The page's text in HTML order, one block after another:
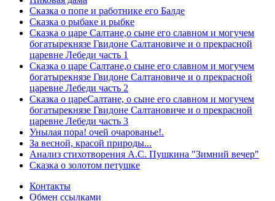
Сказка о попе и работнике его Балде
Сказка о рыбаке и рыбке
Сказка о царе Салтане,о сыне его славном и могучем
богатырекнязе Гвидоне Салтановиче и о прекрасной
царевне Лебеди часть 1
Сказка о царе Салтане,о сыне его славном и могучем
богатырекнязе Гвидоне Салтановиче и о прекрасной
царевне Лебеди часть 2
Сказка о цареСалтане, о сыне его славном и могучем
богатырекнязе Гвидоне Салтановиче и о прекрасной
царевне Лебеди часть 3
Унылая пора! очей очарованье!.
За весной, красой природы...
Анализ стихотворения А.С. Пушкина "Зимний вечер"
Сказка о золотом петушке
Контакты
Обмен ссылками